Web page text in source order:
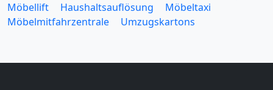
Möbellift
Haushaltsauflösung
Möbeltaxi
Möbelmitfahrzentrale
Umzugskartons